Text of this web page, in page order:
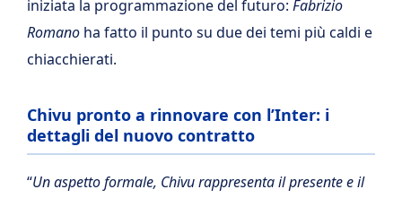
iniziata la programmazione del futuro: Fabrizio
Romano ha fatto il punto su due dei temi più caldi e
chiacchierati.
Chivu pronto a rinnovare con l’Inter: i
dettagli del nuovo contratto
“Un aspetto formale, Chivu rappresenta il presente e il